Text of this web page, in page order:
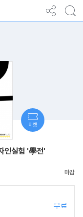
인실험 '學전'
무료
티켓